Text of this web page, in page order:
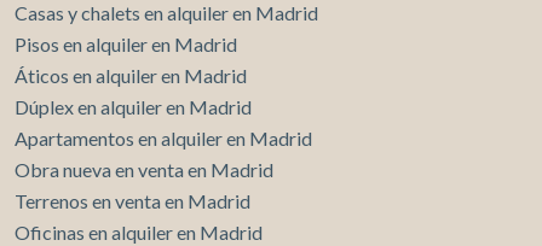
Casas y chalets en alquiler en Madrid
Pisos en alquiler en Madrid
Áticos en alquiler en Madrid
Dúplex en alquiler en Madrid
Apartamentos en alquiler en Madrid
Obra nueva en venta en Madrid
Terrenos en venta en Madrid
Oficinas en alquiler en Madrid